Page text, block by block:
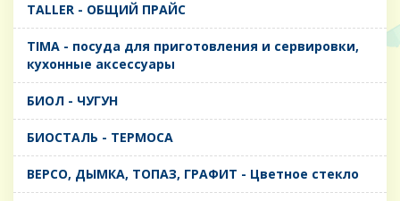
TALLER - ОБЩИЙ ПРАЙС
TIMA - посуда для приготовления и сервировки,
кухонные аксессуары
БИОЛ - ЧУГУН
БИОСТАЛЬ - ТЕРМОСА
ВЕРСО, ДЫМКА, ТОПАЗ, ГРАФИТ - Цветное стекло